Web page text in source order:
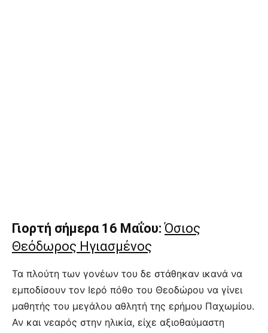
Γιορτή σήμερα 16 Μαΐου: Όσιος
Θεόδωρος Ηγιασμένος
Τα πλούτη των γονέων του δε στάθηκαν ικανά να
εμποδίσουν τον Ιερό πόθο του Θεοδώρου να γίνει
μαθητής του μεγάλου αθλητή της ερήμου Παχωμίου.
Αν και νεαρός στην ηλικία, είχε αξιοθαύμαστη